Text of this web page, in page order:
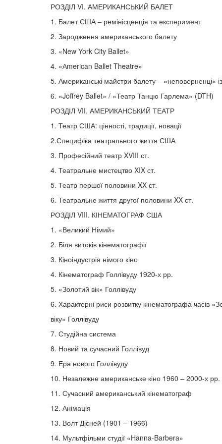
РОЗДІЛ VI. АМЕРИКАНСЬКИЙ БАЛЕТ
1. Балет США – ремінісценція та експеримент
2. Зародження американського балету
3. «New York City Ballet»
4. «Аmerican Ballet Theatre»
5. Американські майстри балету – «неповерненці»
6. «Joffrey Ballet» / «Театр Танцю Гарлема» (DTH)
РОЗДІЛ VII. АМЕРИКАНСЬКИЙ ТЕАТР
1. Театр США: цінності, традиції, новації
2.Специфіка театрального життя США
3. Професійний театр XVIII ст.
4. Театральне мистецтво XIX ст.
5. Театр першої половини XX ст.
6. Театральне життя другої половини XX ст.
РОЗДІЛ VIII. КІНЕМАТОГРАФ США
1. «Великий Німий»
2. Біля витоків кінематографії
3. Кіноіндустрія німого кіно
4. Кінематограф Голлівуду 1920-х рр.
5. «Золотий вік» Голлівуду
6. Характерні риси розвитку кінематографа часів
віку» Голлівуду
7. Студійна система
8. Новий та сучасний Голлівуд
9. Ера нового Голлівуду
10. Незалежне американське кіно 1960 – 2000-х рр.
11. Сучасний американський кінематограф
12. Анімація
13. Волт Дісней (1901 – 1966)
14. Мультфільми студії «Hanna-Barbera»